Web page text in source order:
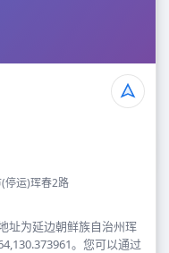
停运)珲春2路
址为延边朝鲜族自治州珲
。您可以通过